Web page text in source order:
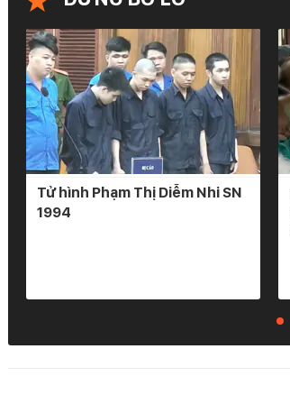
Tử hình Phạm Thị Diễm Nhi SN
1994